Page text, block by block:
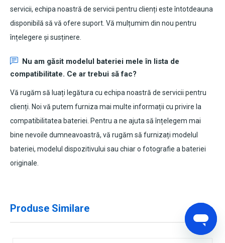
servicii, echipa noastră de servicii pentru clienți este întotdeauna
disponibilă să vă ofere suport. Vă mulțumim din nou pentru
înțelegere și susținere.
Nu am găsit modelul bateriei mele în lista de
compatibilitate. Ce ar trebui să fac?
Vă rugăm să luați legătura cu echipa noastră de servicii pentru
clienți. Noi vă putem furniza mai multe informații cu privire la
compatibilitatea bateriei. Pentru a ne ajuta să înțelegem mai
bine nevoile dumneavoastră, vă rugăm să furnizați modelul
bateriei, modelul dispozitivului sau chiar o fotografie a bateriei
originale.
Produse Similare